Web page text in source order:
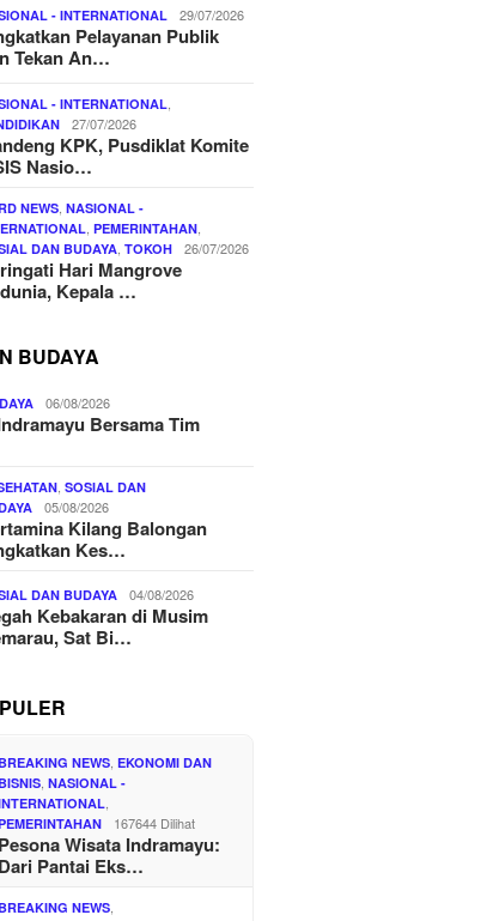
- INTERNATIONAL 29/07/2026
Pelayanan Publik
Tekan An…
- INTERNATIONAL
27/07/2026
KPK, Pusdiklat Komite
Nasio…
NEWS ,NASIONAL -
,PEMERINTAHAN
DAN BUDAYA ,TOKOH 26/07/2026
Hari Mangrove
Kepala …
BUDAYA
06/08/2026
Bersama Tim
,SOSIAL DAN
05/08/2026
Kilang Balongan
Kes…
DAN BUDAYA 04/08/2026
Kebakaran di Musim
Sat Bi…
BREAKING NEWS ,EKONOMI DAN
BISNIS ,NASIONAL -
167644 Dilihat
Pesona Wisata Indramayu:
Dari Pantai Eks…
NEWS